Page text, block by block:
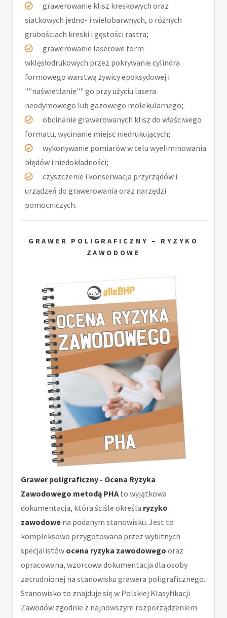
grawerowanie klisz kreskowych oraz
siatkowych jedno- i wielobarwnych, o różnych
grubościach kreski i gęstości rastra;
grawerowanie laserowe form
wklęsłodrukowych przez pokrywanie cylindra
formowego warstwą żywicy epoksydowej i
""naświetlanie"" go przy użyciu lasera
neodymowego lub gazowego molekularnego;
obcinanie grawerowanych klisz do właściwego
formatu, wycinanie miejsc niedrukujących;
wykonywanie pomiarów w celu wyeliminowania
błędów i niedokładności;
czyszczenie i konserwacja przyrządów i
urządzeń do grawerowania oraz narzędzi
pomocniczych.
GRAWER POLIGRAFICZNY – RYZYKO
ZAWODOWE
Grawer poligraficzny - Ocena Ryzyka
Zawodowego metodą PHA to wyjątkowa
dokumentacja, która ściśle określa ryzyko
zawodowe na podanym stanowisku. Jest to
kompleksowo przygotowana przez wybitnych
specjalistów ocena ryzyka zawodowego oraz
opracowana, wzorcowa dokumentacja dla osoby
zatrudnionej na stanowisku grawera poligraficznego.
Stanowisko to znajduje się w Polskiej Klasyfikacji
Zawodów zgodnie z najnowszym rozporządzeniem